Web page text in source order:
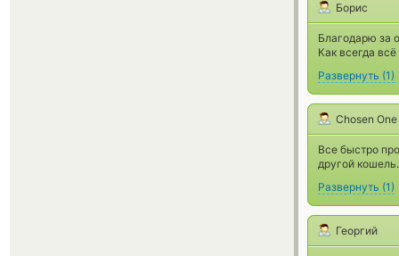
Борис
Благодарю за
Как всегда
Развернуть (1)
Chosen One
Все быстро
другой кошель.
Развернуть (1)
Георгий